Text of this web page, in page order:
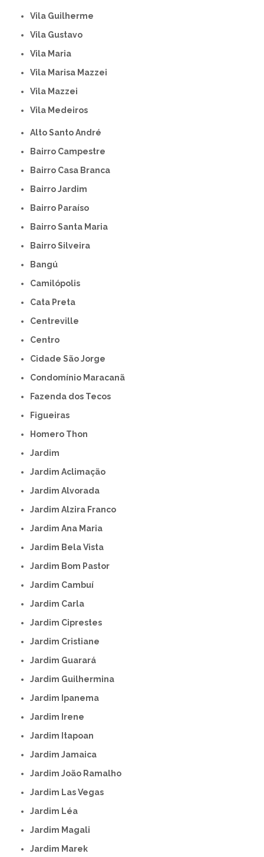
Vila Guilherme
Vila Gustavo
Vila Maria
Vila Marisa Mazzei
Vila Mazzei
Vila Medeiros
Alto Santo André
Bairro Campestre
Bairro Casa Branca
Bairro Jardim
Bairro Paraíso
Bairro Santa Maria
Bairro Silveira
Bangú
Camilópolis
Cata Preta
Centreville
Centro
Cidade São Jorge
Condomínio Maracanã
Fazenda dos Tecos
Figueiras
Homero Thon
Jardim
Jardim Aclimação
Jardim Alvorada
Jardim Alzira Franco
Jardim Ana Maria
Jardim Bela Vista
Jardim Bom Pastor
Jardim Cambuí
Jardim Carla
Jardim Ciprestes
Jardim Cristiane
Jardim Guarará
Jardim Guilhermina
Jardim Ipanema
Jardim Irene
Jardim Itapoan
Jardim Jamaica
Jardim João Ramalho
Jardim Las Vegas
Jardim Léa
Jardim Magali
Jardim Marek